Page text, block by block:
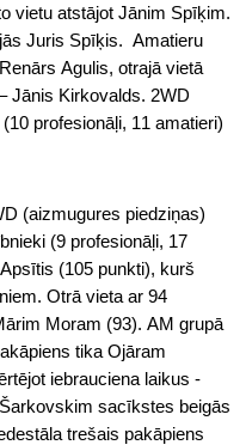
vietu atstājot Jānim Spīķim.
Juris Spīķis. Amatieru
Agulis, otrajā vietā
Jānis Kirkovalds. 2WD
profesionāļi, 11 amatieri)
(aizmugures piedziņas)
(9 profesionāļi, 17
(105 punkti), kurš
Otrā vieta ar 94
Moram (93). AM grupā
tika Ojāram
iebrauciena laikus -
sacīkstes beigās
trešais pakāpiens